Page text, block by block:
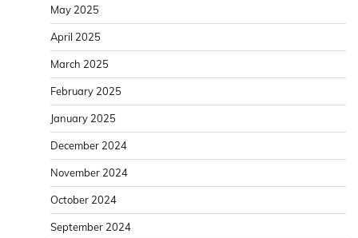
May 2025
April 2025
March 2025
February 2025
January 2025
December 2024
November 2024
October 2024
September 2024